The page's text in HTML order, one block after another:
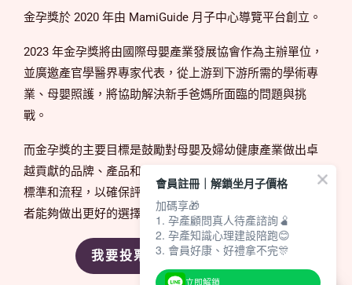
金孕獎於 2020 年由 MamiGuide 月子中心導覽平台創立。
2023 年金孕獎將由國際母嬰產業發展協會作為主辦單位，
並廣邀產官學醫界專家代表，從上游到下游所需的學術專
業、母嬰照護，將協助解決新手爸媽所面臨的問題與挑
戰。
而金孕獎的主要目標是鼓勵對母嬰及婦幼健康產業做出卓
越貢獻的品牌、產品和企業，我們提供公正、嚴謹的評比
標準和流程，以確保評選結果的公正性和客觀性，讓消費
者能夠做出更好的選擇！
我要投票 抽獎辦法
會員註冊｜解鎖坐月子價格
加碼享🎁
1. 孕產顧問真人待產諮詢🫄
2. 孕產知識心理建設陪跑😊
3. 會員好康、好禮拿不完🎊
立即解鎖